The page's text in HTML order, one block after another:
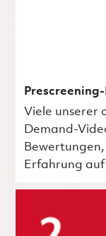
Viele unserer
Demand-
Erfahrung